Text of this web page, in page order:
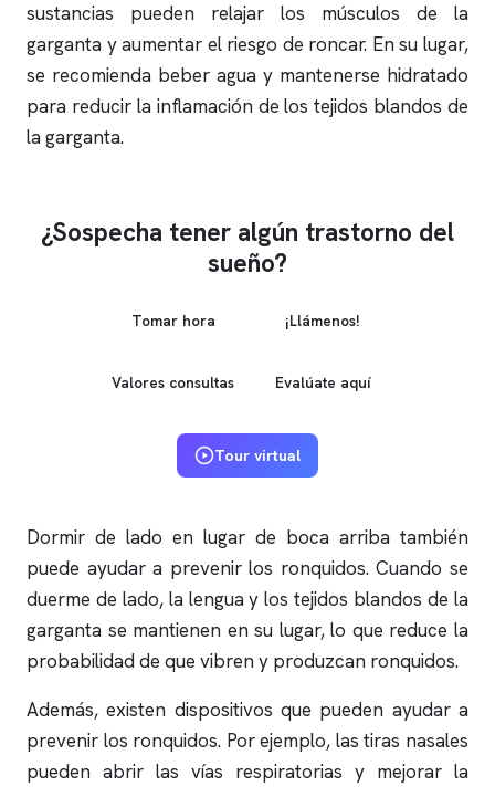
sustancias pueden relajar los músculos de la
garganta y aumentar el riesgo de roncar. En su lugar,
se recomienda beber agua y mantenerse hidratado
para reducir la inflamación de los tejidos blandos de
la garganta.
¿Sospecha tener algún trastorno del
sueño?
Tomar hora ¡Llámenos!
Valores consultas Evalúate aquí
Tour virtual
Dormir de lado en lugar de boca arriba también
puede ayudar a prevenir los ronquidos. Cuando se
duerme de lado, la lengua y los tejidos blandos de la
garganta se mantienen en su lugar, lo que reduce la
probabilidad de que vibren y produzcan ronquidos.
Además, existen dispositivos que pueden ayudar a
prevenir los ronquidos. Por ejemplo, las tiras nasales
pueden abrir las vías respiratorias y mejorar la